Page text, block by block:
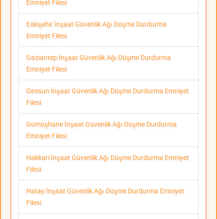
Emniyet Filesi
Eskişehir İnşaat Güvenlik Ağı Düşme Durdurma
Emniyet Filesi
Gaziantep İnşaat Güvenlik Ağı Düşme Durdurma
Emniyet Filesi
Giresun İnşaat Güvenlik Ağı Düşme Durdurma Emniyet
Filesi
Gümüşhane İnşaat Güvenlik Ağı Düşme Durdurma
Emniyet Filesi
Hakkari İnşaat Güvenlik Ağı Düşme Durdurma Emniyet
Filesi
Hatay İnşaat Güvenlik Ağı Düşme Durdurma Emniyet
Filesi